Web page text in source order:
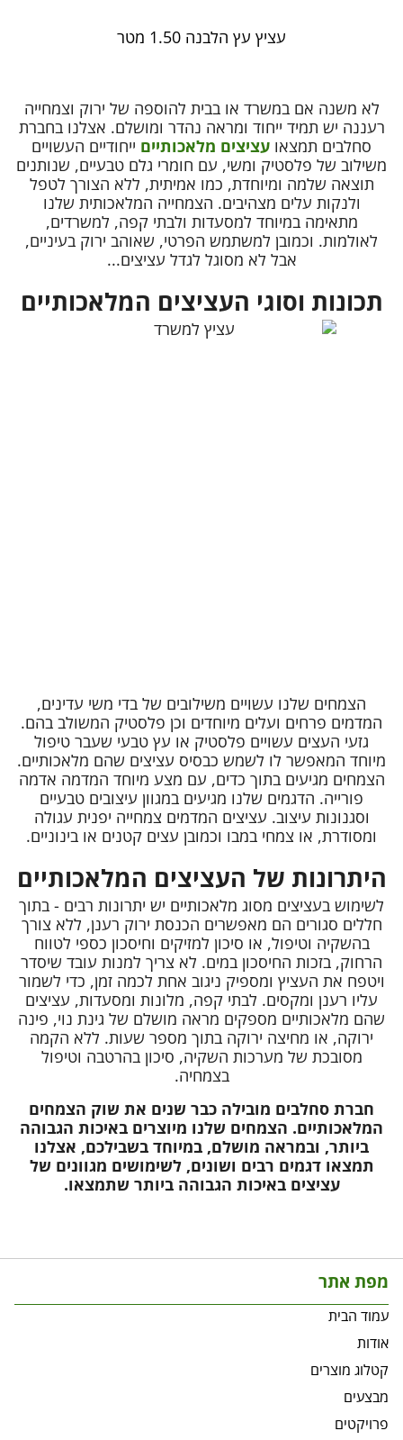
עציץ עץ הלבנה 1.50 מטר
לא משנה אם במשרד או בבית להוספה של ירוק וצמחייה
רעננה יש תמיד ייחוד ומראה נהדר ומושלם. אצלנו בחברת
סחלבים תמצאו עציצים מלאכותיים ייחודיים העשויים
משילוב של פלסטיק ומשי, עם חומרי גלם טבעיים, שנותנים
תוצאה שלמה ומיוחדת, כמו אמיתית, ללא הצורך לטפל
ולנקות עלים מצהיבים. הצמחייה המלאכותית שלנו
מתאימה במיוחד למסעדות ולבתי קפה, למשרדים,
לאולמות. וכמובן למשתמש הפרטי, שאוהב ירוק בעיניים,
אבל לא מסוגל לגדל עציצים...
תכונות וסוגי העציצים המלאכותיים
הצמחים שלנו עשויים משילובים של בדי משי עדינים,
המדמים פרחים ועלים מיוחדים וכן פלסטיק המשולב בהם.
גזעי העצים עשויים פלסטיק או עץ טבעי שעבר טיפול
מיוחד המאפשר לו לשמש כבסיס עציצים שהם מלאכותיים.
הצמחים מגיעים בתוך כדים, עם מצע מיוחד המדמה אדמה
פורייה. הדגמים שלנו מגיעים במגוון עיצובים טבעיים
וסגנונות עיצוב. עציצים המדמים צמחייה יפנית עגולה
ומסודרת, או צמחי במבו וכמובן עצים קטנים או בינוניים.
היתרונות של העציצים המלאכותיים
לשימוש בעציצים מסוג מלאכותיים יש יתרונות רבים - בתוך
חללים סגורים הם מאפשרים הכנסת ירוק רענן, ללא צורך
בהשקיה וטיפול, או סיכון למזיקים וחיסכון כספי לטווח
הרחוק, בזכות החיסכון במים. לא צריך למנות עובד שיסדר
ויטפח את העציץ ומספיק ניגוב אחת לכמה זמן, כדי לשמור
עליו רענן ומקסים. לבתי קפה, מלונות ומסעדות, עציצים
שהם מלאכותיים מספקים מראה מושלם של גינת נוי, פינה
ירוקה, או מחיצה ירוקה בתוך מספר שעות. ללא הקמה
מסובכת של מערכות השקיה, סיכון בהרטבה וטיפול
בצמחיה.
חברת סחלבים מובילה כבר שנים את שוק הצמחים
המלאכותיים. הצמחים שלנו מיוצרים באיכות הגבוהה
ביותר, ובמראה מושלם, במיוחד בשבילכם, אצלנו
תמצאו דגמים רבים ושונים, לשימושים מגוונים של
עציצים באיכות הגבוהה ביותר שתמצאו.
מפת אתר
עמוד הבית
אודות
קטלוג מוצרים
מבצעים
פרויקטים